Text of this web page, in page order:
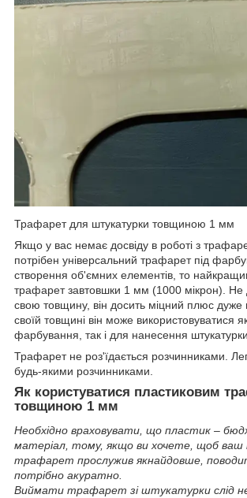
Трафарет для штукатурки товщиною 1 мм
Якщо у вас немає досвіду в роботі з
потрібен універсальний трафарет під
створення об'ємних елементів, то
трафарет завтовшки 1 мм (1000 мікрон). Не
свою товщину, він досить міцний плюс дуже
своїй товщині він може використовуватися
фарбування, так і для нанесення
Трафарет не роз'їдається розчинниками.
будь-якими розчинниками.
Як користуватися пластиковим
товщиною 1 мм
Необхідно враховувати, що пластик –
матеріал, тому, якщо ви хочете, щоб ваш
трафарет прослужив якнайдовше,
потрібно акуратно.
Виймати трафарет зі штукатурки слід